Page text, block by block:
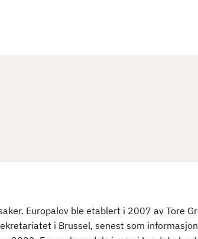
Europalov ble etablert i 2007 av Tore
i Brussel, senest som